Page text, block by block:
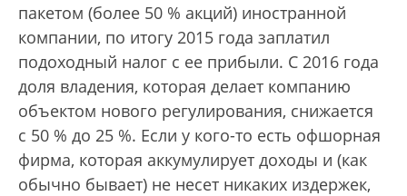
пакетом (более 50 % акций) иностранной
компании, по итогу 2015 года заплатил
подоходный налог с ее прибыли. С 2016 года
доля владения, которая делает компанию
объектом нового регулирования, снижается
с 50 % до 25 %. Если у кого-то есть офшорная
фирма, которая аккумулирует доходы и (как
обычно бывает) не несет никаких издержек,